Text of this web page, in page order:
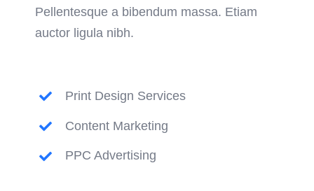
Pellentesque a bibendum massa. Etiam
auctor ligula nibh.
Print Design Services
Content Marketing
PPC Advertising